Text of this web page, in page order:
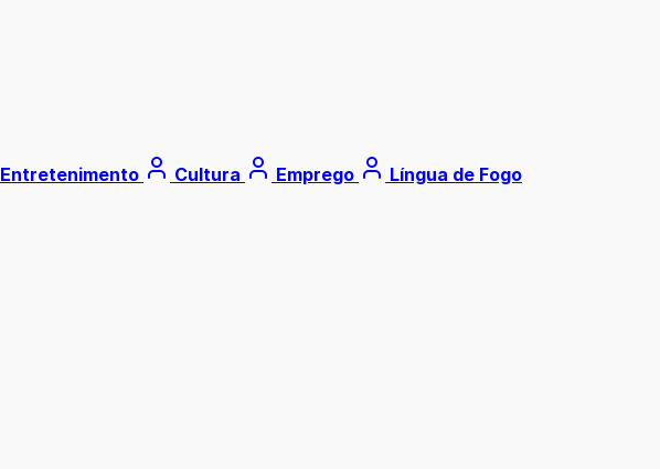
Entretenimento Cultura Emprego Língua de Fogo